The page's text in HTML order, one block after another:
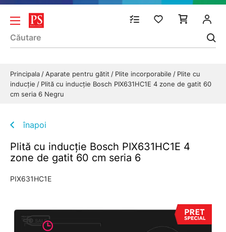
Principala Aparate pentru gătit Plite incorporabile
Plite cu
inducție
Plită cu inducție Bosch PIX631HC1E 4 zone de gatit 60
cm seria 6 Negru
înapoi
Plită cu inducție Bosch PIX631HC1E 4
zone de gatit 60 cm seria 6
PIX631HC1E